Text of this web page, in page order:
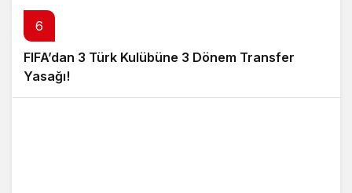
6
FIFA’dan 3 Türk Kulübüne 3 Dönem Transfer
Yasağı!